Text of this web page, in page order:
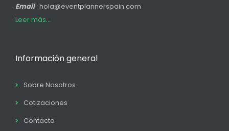
Email: hola@eventplannerspain.com
Leer más...
Información general
Sobre Nosotros
Cotizaciones
Contacto